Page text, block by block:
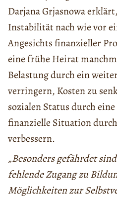
Darjana Grjasnowa
Instabilität nach wie vor
Angesichts finanzieller
eine frühe Heirat
Belastung durch ein
verringern, Kosten zu
sozialen Status durch
finanzielle Situation
verbessern.
„Besonders gefährdet
fehlende Zugang zu
Möglichkeiten zur